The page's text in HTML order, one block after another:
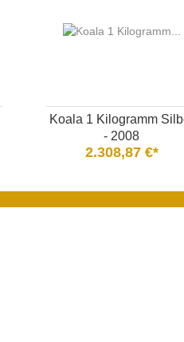
Koala 1 Kilogramm
- 2008
2.308,87 €*